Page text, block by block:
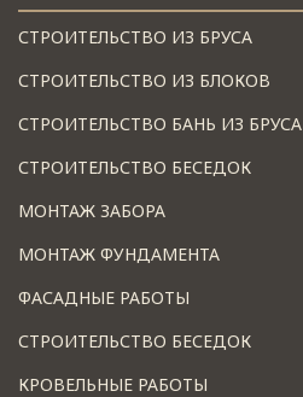
СТРОИТЕЛЬСТВО ИЗ БРУСА
СТРОИТЕЛЬСТВО ИЗ БЛОКОВ
СТРОИТЕЛЬСТВО БАНЬ ИЗ БРУСА
СТРОИТЕЛЬСТВО БЕСЕДОК
МОНТАЖ ЗАБОРА
МОНТАЖ ФУНДАМЕНТА
ФАСАДНЫЕ РАБОТЫ
СТРОИТЕЛЬСТВО БЕСЕДОК
КРОВЕЛЬНЫЕ РАБОТЫ